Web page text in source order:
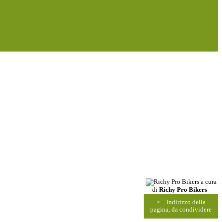
a cura
di Richy Pro Bikers
×
Indirizzo della
pagina, da condividere